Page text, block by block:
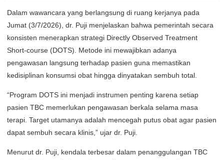
Dalam wawancara yang berlangsung di ruang kerjanya pada
Jumat (3/7/2026), dr. Puji menjelaskan bahwa pemerintah secara
konsisten menerapkan strategi Directly Observed Treatment
Short-course (DOTS). Metode ini mewajibkan adanya
pengawasan langsung terhadap pasien guna memastikan
kedisiplinan konsumsi obat hingga dinyatakan sembuh total.
“Program DOTS ini menjadi instrumen penting karena setiap
pasien TBC memerlukan pengawasan berkala selama masa
terapi. Target utamanya adalah mencegah putus obat agar pasien
dapat sembuh secara klinis,” ujar dr. Puji.
Menurut dr. Puji, kendala terbesar dalam penanggulangan TBC